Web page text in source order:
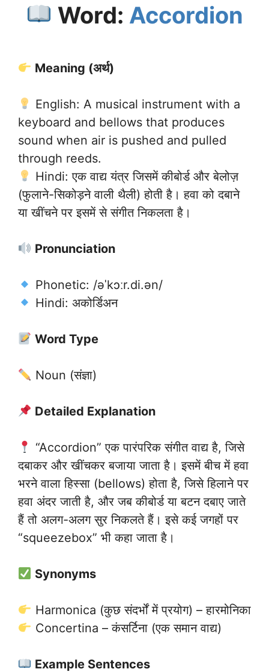
Word: Accordion
Meaning (अर्थ)
English: A musical instrument with a
keyboard and bellows that produces
sound when air is pushed and pulled
through reeds.
Hindi: एक वाद्य यंत्र जिसमें कीबोर्ड और बेलोज़
(फुलाने-सिकोड़ने वाली थैली) होती है। हवा को दबाने
या खींचने पर इसमें से संगीत निकलता है।
Pronunciation
Phonetic: /əˈkɔːr.di.ən/
Hindi: अकोर्डिअन
Word Type
Noun (संज्ञा)
Detailed Explanation
“Accordion” एक पारंपरिक संगीत वाद्य है, जिसे
दबाकर और खींचकर बजाया जाता है। इसमें बीच में हवा
भरने वाला हिस्सा (bellows) होता है, जिसे हिलाने पर
हवा अंदर जाती है, और जब कीबोर्ड या बटन दबाए जाते
हैं तो अलग-अलग सुर निकलते हैं। इसे कई जगहों पर
“squeezebox” भी कहा जाता है।
Synonyms
Harmonica (कुछ संदर्भों में प्रयोग) – हारमोनिका
Concertina – कंसर्टिना (एक समान वाद्य)
Example Sentences